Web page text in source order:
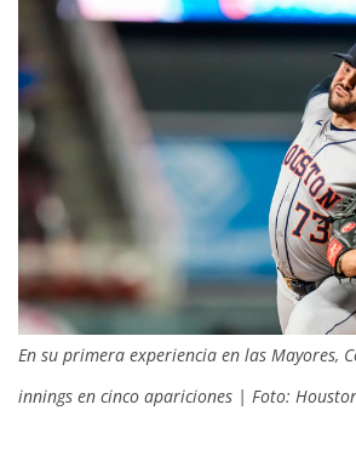
En su primera experiencia en las Mayores,
innings en cinco apariciones | Foto: